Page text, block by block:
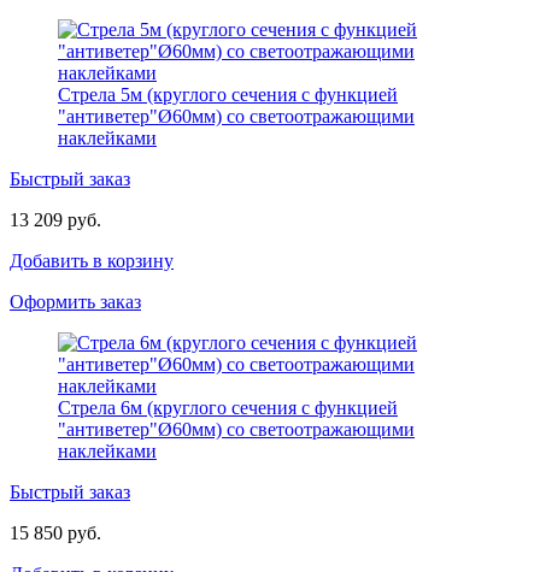
Стрела 5м (круглого сечения с функцией
"антиветер"Ø60мм) со светоотражающими
наклейками
Быстрый заказ
13 209 руб.
Добавить в корзину
Оформить заказ
Стрела 6м (круглого сечения с функцией
"антиветер"Ø60мм) со светоотражающими
наклейками
Быстрый заказ
15 850 руб.